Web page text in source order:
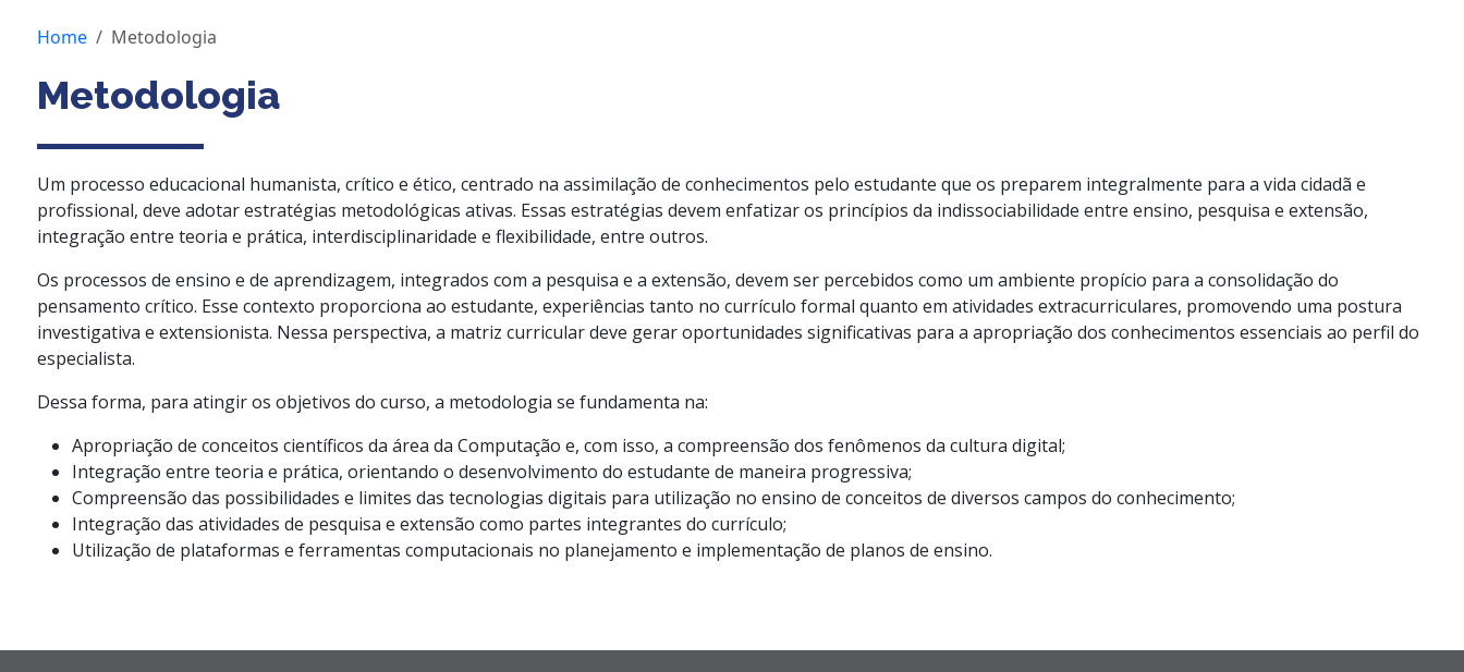
Home Metodologia
Metodologia
Um processo educacional humanista, crítico e ético, centrado na assimilação de conhecimentos pelo estudante que os preparem integralmente para a vida cidadã e
profissional, deve adotar estratégias metodológicas ativas. Essas estratégias devem enfatizar os princípios da indissociabilidade entre ensino, pesquisa e extensão,
integração entre teoria e prática, interdisciplinaridade e flexibilidade, entre outros.
Os processos de ensino e de aprendizagem, integrados com a pesquisa e a extensão, devem ser percebidos como um ambiente propício para a consolidação do
pensamento crítico. Esse contexto proporciona ao estudante, experiências tanto no currículo formal quanto em atividades extracurriculares, promovendo uma postura
investigativa e extensionista. Nessa perspectiva, a matriz curricular deve gerar oportunidades significativas para a apropriação dos conhecimentos essenciais ao perfil do
especialista.
Dessa forma, para atingir os objetivos do curso, a metodologia se fundamenta na:
Apropriação de conceitos científicos da área da Computação e, com isso, a compreensão dos fenômenos da cultura digital;
Integração entre teoria e prática, orientando o desenvolvimento do estudante de maneira progressiva;
Compreensão das possibilidades e limites das tecnologias digitais para utilização no ensino de conceitos de diversos campos do conhecimento;
Integração das atividades de pesquisa e extensão como partes integrantes do currículo;
Utilização de plataformas e ferramentas computacionais no planejamento e implementação de planos de ensino.